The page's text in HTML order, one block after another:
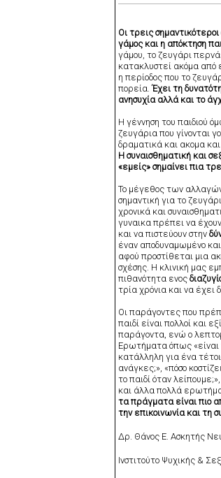
Οι τρεις
γάμος και η απόκτηση
γάμου, το ζευγάρι
κατακλυστεί ακόμα από
η περίοδος που το
πορεία.Έχει τη
ανησυχία αλλά και το
Η γέννηση του παιδιού
ζευγάρια που γίνονται
δραματικά και ακομα
Η συναισθηματική και
«εμείς» σημαίνει πια
Το μέγεθος των αλλαγών
σημαντική για το
χρονικά και
γυναικα πρέπει να
και να πιστεύουν στην
έναν αποδυναμωμένο
αφού προστίθεται μια
σχέσης. Η κλινική μας
πιθανότητα ενος
τρία χρόνια και να
Οι παράγοντες που
παιδί είναι πολλοί και
παράγοντα, ενώ ο
Ερωτήματα όπως «είναι
κατάλληλη για ένα
ανάγκες;», «πόσο
το παιδί όταν
και άλλα πολλά
τα πράγματα είναι πιο
την επικοινωνία και τη
Δρ. Θάνος Ε. Ασκητής
Iνστιτούτο Ψυχικής &